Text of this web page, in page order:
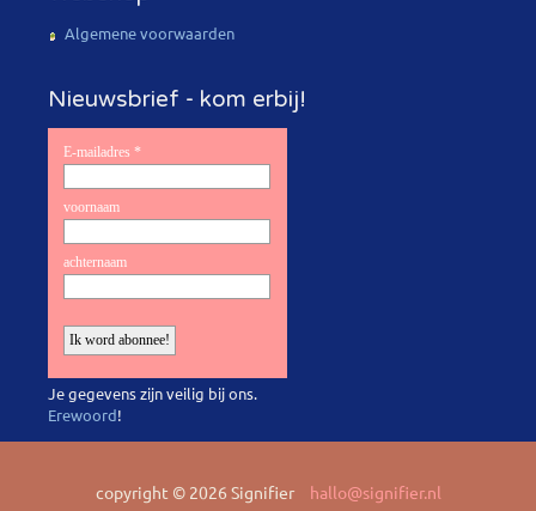
Algemene voorwaarden
Nieuwsbrief - kom erbij!
Je gegevens zijn veilig bij ons.
Erewoord!
copyright © 2026 Signifier hallo@signifier.nl